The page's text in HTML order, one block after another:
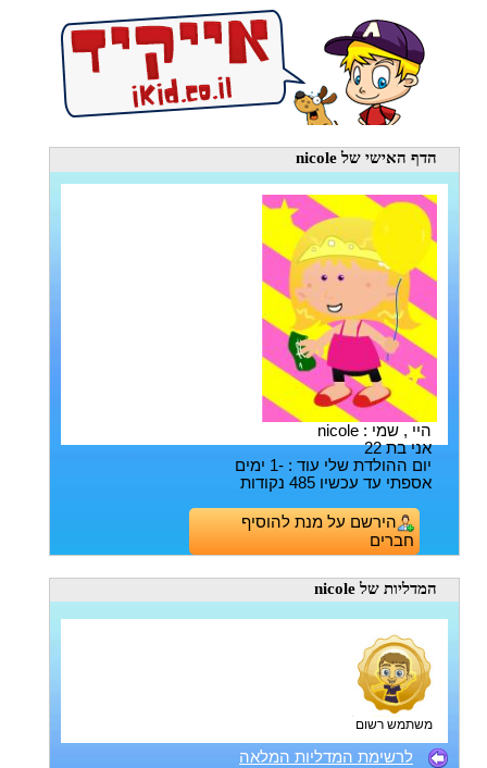
הדף האישי של nicole
היי , שמי : nicole
אני בת 22
יום ההולדת שלי עוד : -1 ימים
אספתי עד עכשיו 485 נקודות
הירשם על מנת להוסיף
חברים
המדליות של nicole
משתמש רשום
לרשימת המדליות המלאה